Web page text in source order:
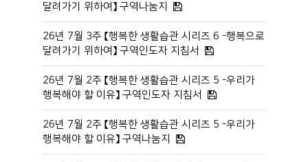
달려가기 위하여】 구역나눔지
26년 7월 3주 【행복한 생활습관 시리즈 6 -행복으로
달려가기 위하여】 구역인도자 지침서
26년 7월 2주 【행복한 생활습관 시리즈 5 -우리가
행복해야 할 이유】 구역인도자 지침서
26년 7월 2주 【행복한 생활습관 시리즈 5 -우리가
행복해야 할 이유】 구역나눔지